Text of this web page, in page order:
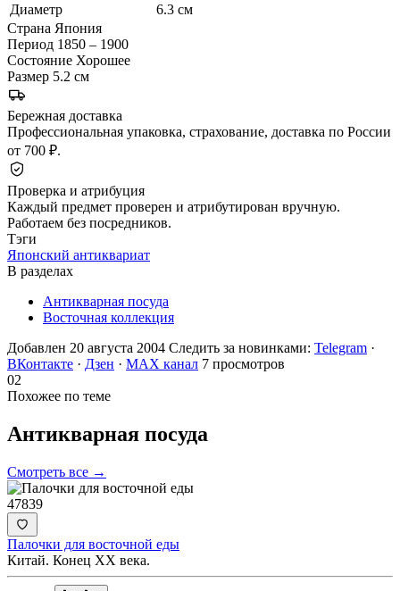
Диаметр
6.3 см
Страна Япония
Период 1850 – 1900
Состояние Хорошее
Размер 5.2 см
Бережная доставка
Профессиональная упаковка, страхование, доставка по России
от 700 ₽.
Проверка и атрибуция
Каждый предмет проверен и атрибутирован вручную.
Работаем без посредников.
Тэги
Японский антиквариат
В разделах
Антикварная посуда
Восточная коллекция
Добавлен 20 августа 2004 Следить за новинками: Telegram ·
ВКонтакте · Дзен · MAX канал 7 просмотров
02
Похожее по теме
Антикварная посуда
Смотреть все →
47839
Палочки для восточной еды
Китай. Конец ХХ века.